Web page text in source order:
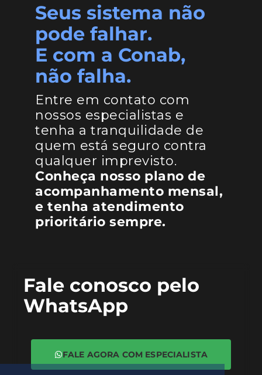
Seus sistema não
pode falhar.
E com a Conab,
não falha.
Entre em contato com
nossos especialistas e
tenha a tranquilidade de
quem está seguro contra
qualquer imprevisto.
Conheça nosso plano de
acompanhamento mensal,
e tenha atendimento
prioritário sempre.
Fale conosco pelo
WhatsApp
FALE AGORA COM ESPECIALISTA